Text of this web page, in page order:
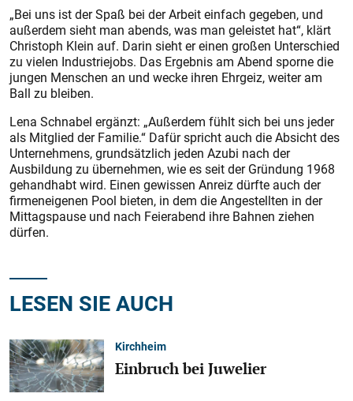
„Bei uns ist der Spaß bei der Arbeit einfach gegeben, und
außerdem sieht man abends, was man geleistet hat“, klärt
Christoph Klein auf. Darin sieht er einen großen Unterschied
zu vielen Industriejobs. Das Ergebnis am Abend sporne die
jungen Menschen an und wecke ihren Ehrgeiz, weiter am
Ball zu bleiben.
Lena Schnabel ergänzt: „Außerdem fühlt sich bei uns jeder
als Mitglied der Familie.“ Dafür spricht auch die Absicht des
Unternehmens, grundsätzlich jeden Azubi nach der
Ausbildung zu übernehmen, wie es seit der Gründung 1968
gehandhabt wird. Einen gewissen Anreiz dürfte auch der
firmeneigenen Pool bieten, in dem die Angestellten in der
Mittagspause und nach Feierabend ihre Bahnen ziehen
dürfen.
LESEN SIE AUCH
Kirchheim
Einbruch bei Juwelier